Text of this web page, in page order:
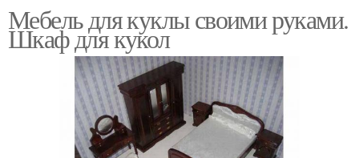
Мебель для куклы своими руками.
Шкаф для кукол